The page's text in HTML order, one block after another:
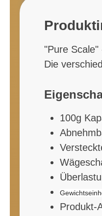
"Pure
Die
100g
Produkt-